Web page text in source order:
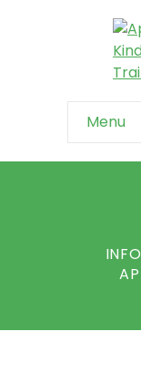
Menu
Home
--
--
--